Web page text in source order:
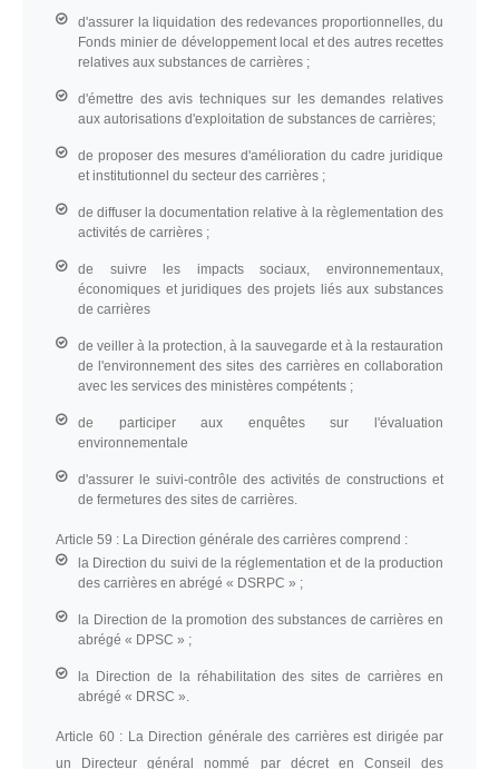
d'assurer la liquidation des redevances proportionnelles, du
Fonds minier de développement local et des autres recettes
relatives aux substances de carrières ;
d'émettre des avis techniques sur les demandes relatives
aux autorisations d'exploitation de substances de carrières;
de proposer des mesures d'amélioration du cadre juridique
et institutionnel du secteur des carrières ;
de diffuser la documentation relative à la règlementation des
activités de carrières ;
de suivre les impacts sociaux, environnementaux,
économiques et juridiques des projets liés aux substances
de carrières
de veiller à la protection, à la sauvegarde et à la restauration
de l'environnement des sites des carrières en collaboration
avec les services des ministères compétents ;
de participer aux enquêtes sur l'évaluation
environnementale
d'assurer le suivi-contrôle des activités de constructions et
de fermetures des sites de carrières.
Article 59 : La Direction générale des carrières comprend :
la Direction du suivi de la réglementation et de la production
des carrières en abrégé « DSRPC » ;
la Direction de la promotion des substances de carrières en
abrégé « DPSC » ;
la Direction de la réhabilitation des sites de carrières en
abrégé « DRSC ».
Article 60 : La Direction générale des carrières est dirigée par
un Directeur général nommé par décret en Conseil des